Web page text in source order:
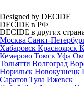
Designed by DECIDE
DECIDE в РФ
DECIDE в других
Москва Санкт-
Хабаровск Красноярск
Кемерово Томск Уфа
Тольятти Волгоград
Норильск Новокузнецк
Саратов Тула Ижевск